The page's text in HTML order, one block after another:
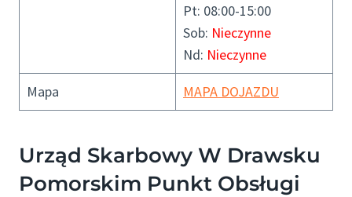
Pt: 08:00-15:00
Sob: Nieczynne
Nd: Nieczynne
Mapa MAPA DOJAZDU
Urząd Skarbowy W Drawsku
Pomorskim Punkt Obsługi